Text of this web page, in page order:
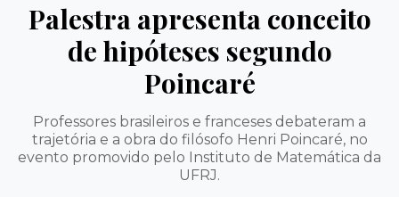
Palestra apresenta conceito
de hipóteses segundo
Poincaré
Professores brasileiros e franceses debateram a
trajetória e a obra do filósofo Henri Poincaré, no
evento promovido pelo Instituto de Matemática da
UFRJ.